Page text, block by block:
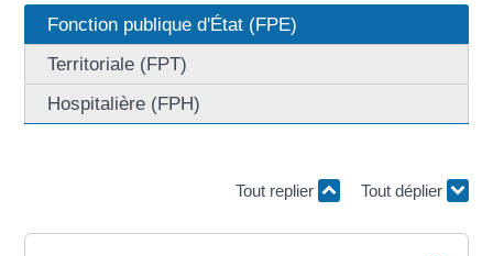
Fonction publique d'État (FPE)
Territoriale (FPT)
Hospitalière (FPH)
Tout replier Tout déplier